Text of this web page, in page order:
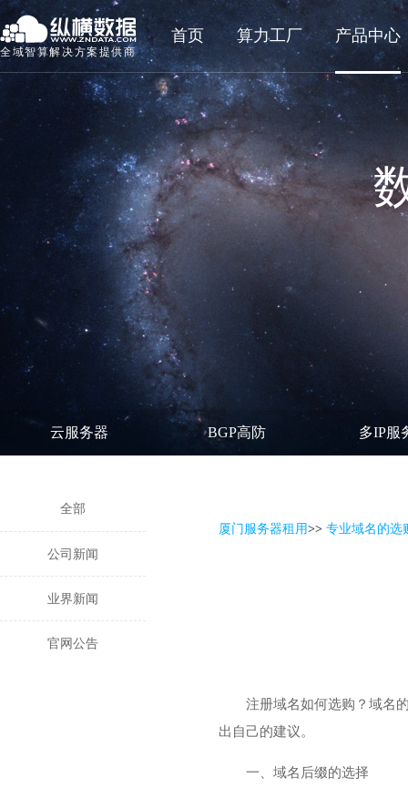
全域智算解决方案提供商
首页 算力工厂 产品中心
云服务器 BGP高防 多IP服
全部
公司新闻
业界新闻
官网公告
厦门服务器租用>> 专业域名的选
注册域名如何选购？域名
出自己的建议。
一、域名后缀的选择